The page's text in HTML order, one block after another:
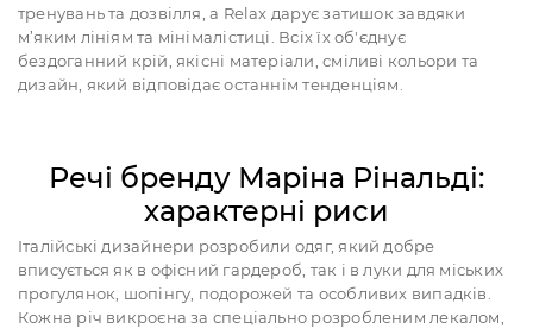
тренувань та дозвілля, а Relax дарує затишок завдяки
м’яким лініям та мінімалістиці. Всіх їх об'єднує
бездоганний крій, якісні матеріали, сміливі кольори та
дизайн, який відповідає останнім тенденціям.
Речі бренду Маріна Рінальді:
характерні риси
Італійські дизайнери розробили одяг, який добре
вписується як в офісний гардероб, так і в луки для міських
прогулянок, шопінгу, подорожей та особливих випадків.
Кожна річ викроєна за спеціально розробленим лекалом,